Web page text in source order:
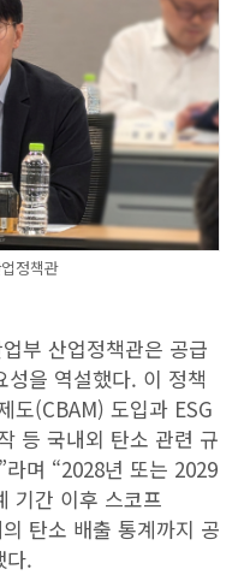
정책관
부 산업정책관은 공급
을 역설했다. 이 정책
도(CBAM) 도입과 ESG
등 국내외 탄소 관련 규
며 “2028년 또는 2029
기간 이후 스코프
탄소 배출 통계까지 공
다.